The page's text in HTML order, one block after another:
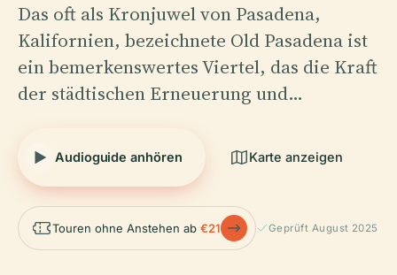
Das oft als Kronjuwel von Pasadena,
Kalifornien, bezeichnete Old Pasadena ist
ein bemerkenswertes Viertel, das die Kraft
der städtischen Erneuerung und…
Audioguide anhören Karte anzeigen
Touren ohne Anstehen ab €21 Geprüft August 2025